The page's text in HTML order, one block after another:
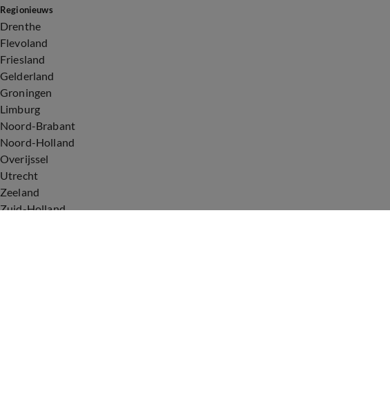
Regionieuws
Drenthe
Flevoland
Friesland
Gelderland
Groningen
Limburg
Noord-Brabant
Noord-Holland
Overijssel
Utrecht
Zeeland
Zuid-Holland